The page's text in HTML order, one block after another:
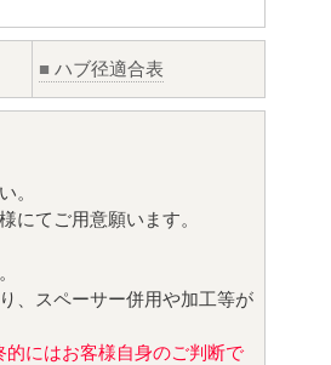
■ ハブ径適合表
。
にてご用意願います。
、スペーサー併用や加工等が
にはお客様自身のご判断で